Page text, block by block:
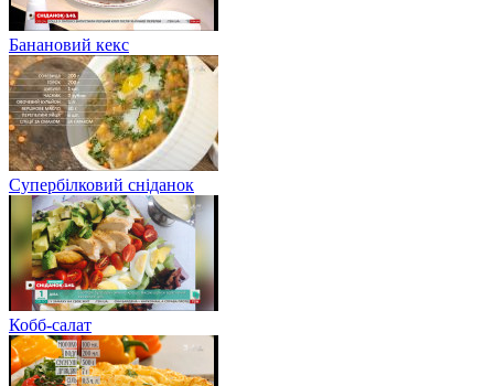
Банановий кекс
Супербілковий сніданок
Кобб-салат